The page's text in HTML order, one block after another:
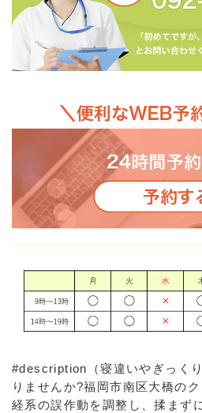
#description（寝違いやぎっく
りませんか?福岡市南区大橋の
経系の誤作動を調整し、揉まず